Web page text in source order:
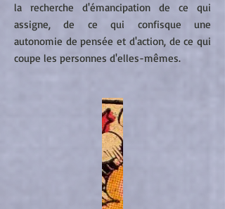
la recherche d'émancipation de ce qui
assigne, de ce qui confisque une
autonomie de pensée et d'action, de ce qui
coupe les personnes d'elles-mêmes.